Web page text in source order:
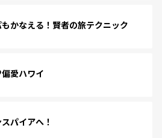
かなえる！賢者の旅テクニック
愛ハワイ
パイアへ！